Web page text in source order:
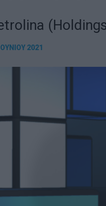
2021